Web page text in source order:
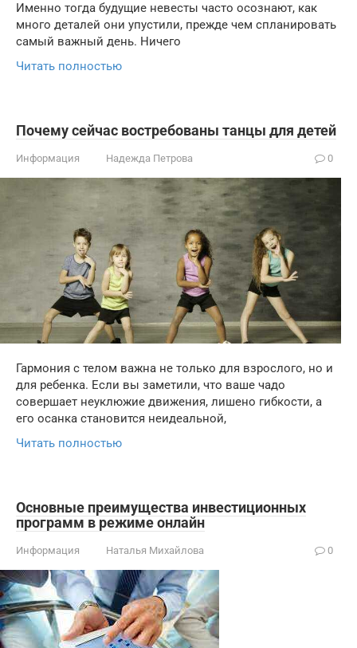
Именно тогда будущие невесты часто осознают, как
много деталей они упустили, прежде чем спланировать
самый важный день. Ничего
Читать полностью
Почему сейчас востребованы танцы для детей
Информация Надежда Петрова 0
Гармония с телом важна не только для взрослого, но и
для ребенка. Если вы заметили, что ваше чадо
совершает неуклюжие движения, лишено гибкости, а
его осанка становится неидеальной,
Читать полностью
Основные преимущества инвестиционных
программ в режиме онлайн
Информация Наталья Михайлова 0